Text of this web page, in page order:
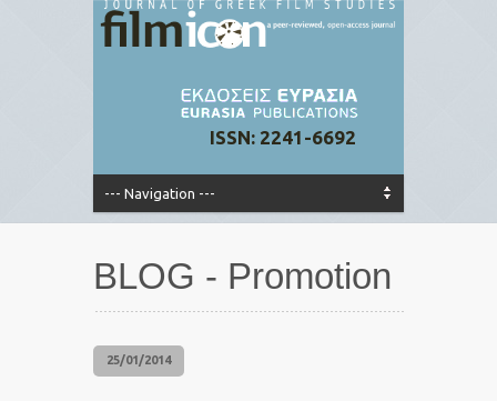
ISSN: 2241-6692
BLOG - Promotion
25/01/2014